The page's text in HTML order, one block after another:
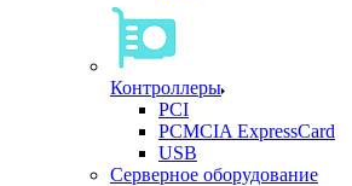
Контроллеры
PCI
PCMCIA ExpressCard
USB
Cерверное оборудование